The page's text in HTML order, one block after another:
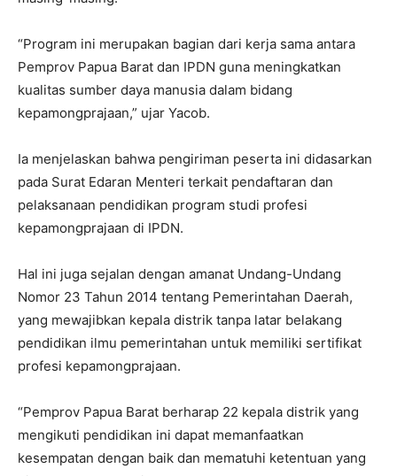
“Program ini merupakan bagian dari kerja sama antara
Pemprov Papua Barat dan IPDN guna meningkatkan
kualitas sumber daya manusia dalam bidang
kepamongprajaan,” ujar Yacob.
Ia menjelaskan bahwa pengiriman peserta ini didasarkan
pada Surat Edaran Menteri terkait pendaftaran dan
pelaksanaan pendidikan program studi profesi
kepamongprajaan di IPDN.
Hal ini juga sejalan dengan amanat Undang-Undang
Nomor 23 Tahun 2014 tentang Pemerintahan Daerah,
yang mewajibkan kepala distrik tanpa latar belakang
pendidikan ilmu pemerintahan untuk memiliki sertifikat
profesi kepamongprajaan.
“Pemprov Papua Barat berharap 22 kepala distrik yang
mengikuti pendidikan ini dapat memanfaatkan
kesempatan dengan baik dan mematuhi ketentuan yang